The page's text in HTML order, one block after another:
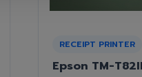
RECEIPT PRINTER
Epson TM-